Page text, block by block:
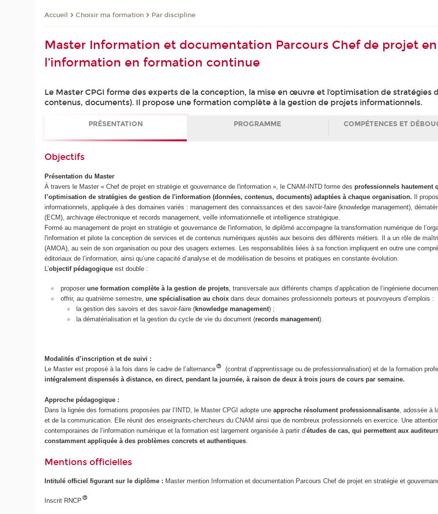
Accueil Choisir ma formation Par discipline
Master Information et documentation Parcours Chef de projet
l’information en formation continue
Le Master CPGI forme des experts de la conception, la mise en œuvre et l’optimisation de stratégies
contenus, documents). Il propose une formation complète à la gestion de projets informationnels.
PRÉSENTATION PROGRAMME COMPÉTENCES ET
Objectifs
Présentation du Master
À travers le Master « Chef de projet en stratégie et gouvernance de l'information », le CNAM-INTD forme desprofessionnels hautement
l’optimisation de stratégies de gestion de l'information (données, contenus, documents) adaptées à chaque organisation. Il
informationnels, appliquée à des domaines variés : management des connaissances et des savoir-faire (knowledge management),
(ECM), archivage électronique et records management, veille informationnelle et intelligence stratégique.
Formé au management de projet en stratégie et gouvernance de l'information, le diplômé accompagne la transformation numérique de
l'information et pilote la conception de services et de contenus numériques ajustés aux besoins des différents métiers. Il a un rôle de
(AMOA), au sein de son organisation ou pour des usagers externes. Les responsabilités liées à sa fonction impliquent en outre une
éditoriaux de l’information, ainsi qu’une capacité d’analyse et de modélisation de besoins et pratiques en constante évolution.
L’objectif pédagogique est double :
proposer une formation complète à la gestion de projets, transversale aux différents champs d’application de l’ingénierie
offrir, au quatrième semestre, une spécialisation au choixdans deux domaines professionnels porteurs et pourvoyeurs d’emplois :
la gestion des savoirs et des savoir-faire (knowledge management) ;
la dématérialisation et la gestion du cycle de vie du document (records management).
Modalités d’inscription et de suivi :
Le Master est proposé à la fois dans le cadre de l’alternance
(contrat d’apprentissage ou de professionnalisation) et de la formation
intégralement dispensés à distance, en direct, pendant la journée, à raison de deux à trois jours de cours par semaine.
Approche pédagogique :
Dans la lignée des formations proposées par l’INTD, le Master CPGI adopte uneapproche résolument professionnalisante, adossée à
et de la communication. Elle réunit des enseignants-chercheurs du CNAM ainsi que de nombreux professionnels en exercice. Une
contemporaines de l’information numérique et la formation est largement organisée à partir d’études de cas, qui permettent aux
constamment appliquée à des problèmes concrets et authentiques.
Mentions officielles
Intitulé officiel figurant sur le diplôme : Master mention Information et documentation Parcours Chef de projet en stratégie et
Inscrit RNCP